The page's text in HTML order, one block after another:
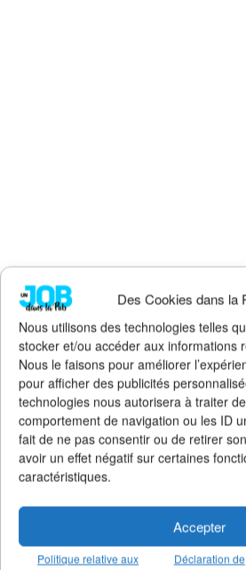
Des Cookies dans la
Nous utilisons des technologies telles
stocker et/ou accéder aux informations
Nous le faisons pour améliorer
pour afficher des publicités
technologies nous autorisera à traiter
comportement de navigation ou les ID
fait de ne pas consentir ou de retirer
avoir un effet négatif sur certaines
caractéristiques.
Accepter
Politique relative aux Déclaration de
Faites un don !
Pour qu'Un Job dans la Pub
continue
de rester 100% gratuit + illimité,
Suivez l'actualité de l'emploi
communication sur :
Notre groupe LinkedIn(+14K
Notre (nouvelle) page LinkedIn(+4K
Notre page Facebook (+5K fans)
Notre newsletter emploi(+3K
Notre compte Twitter